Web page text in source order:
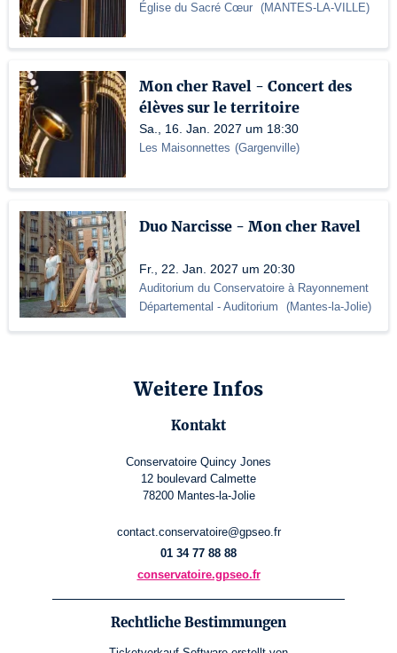
Église du Sacré Cœur (MANTES-LA-VILLE)
Mon cher Ravel - Concert des
élèves sur le territoire
Sa., 16. Jan. 2027 um 18:30
Les Maisonnettes (Gargenville)
Duo Narcisse - Mon cher Ravel
Fr., 22. Jan. 2027 um 20:30
Auditorium du Conservatoire à Rayonnement
Départemental - Auditorium (Mantes-la-Jolie)
Weitere Infos
Kontakt
Conservatoire Quincy Jones
12 boulevard Calmette
78200 Mantes-la-Jolie
contact.conservatoire@gpseo.fr
01 34 77 88 88
conservatoire.gpseo.fr
Rechtliche Bestimmungen